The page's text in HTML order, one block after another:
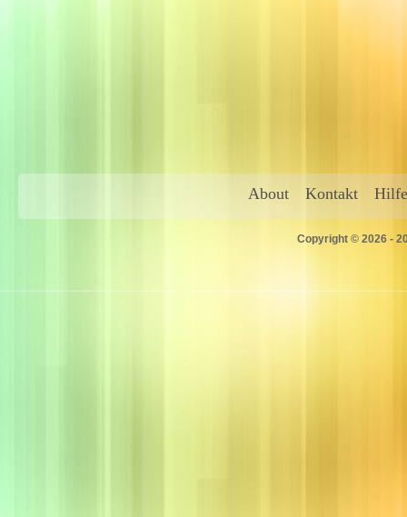
About Kontakt Hilfe
Copyright © 2026 -